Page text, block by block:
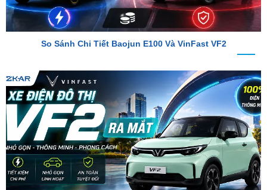
So Sánh Chi Tiết Baojun E100 Và VinFast VF2